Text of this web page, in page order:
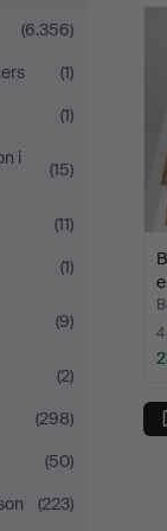
(6.356)
(1)
(1)
i
(15)
(11)
(1)
(9)
(2)
(298)
(50)
(223)